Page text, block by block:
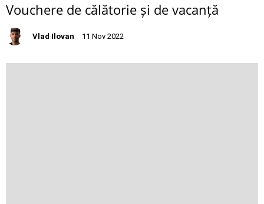
Vouchere de călătorie și de vacanță
Vlad Ilovan 11 Nov 2022